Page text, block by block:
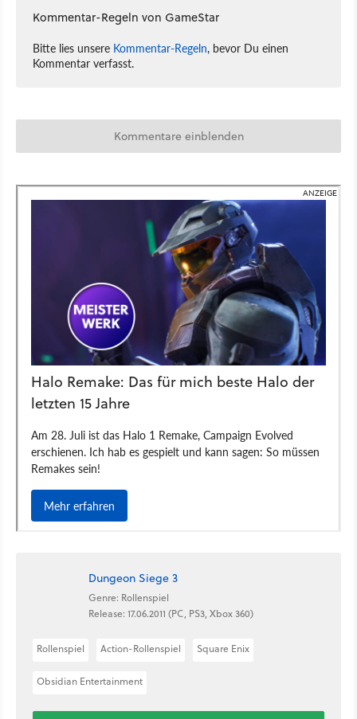
Kommentar-Regeln von GameStar
Bitte lies unsere Kommentar-Regeln, bevor Du einen
Kommentar verfasst.
Kommentare einblenden
Dungeon Siege 3
Genre: Rollenspiel
Release: 17.06.2011 (PC, PS3, Xbox 360)
Rollenspiel Action-Rollenspiel Square Enix
Obsidian Entertainment